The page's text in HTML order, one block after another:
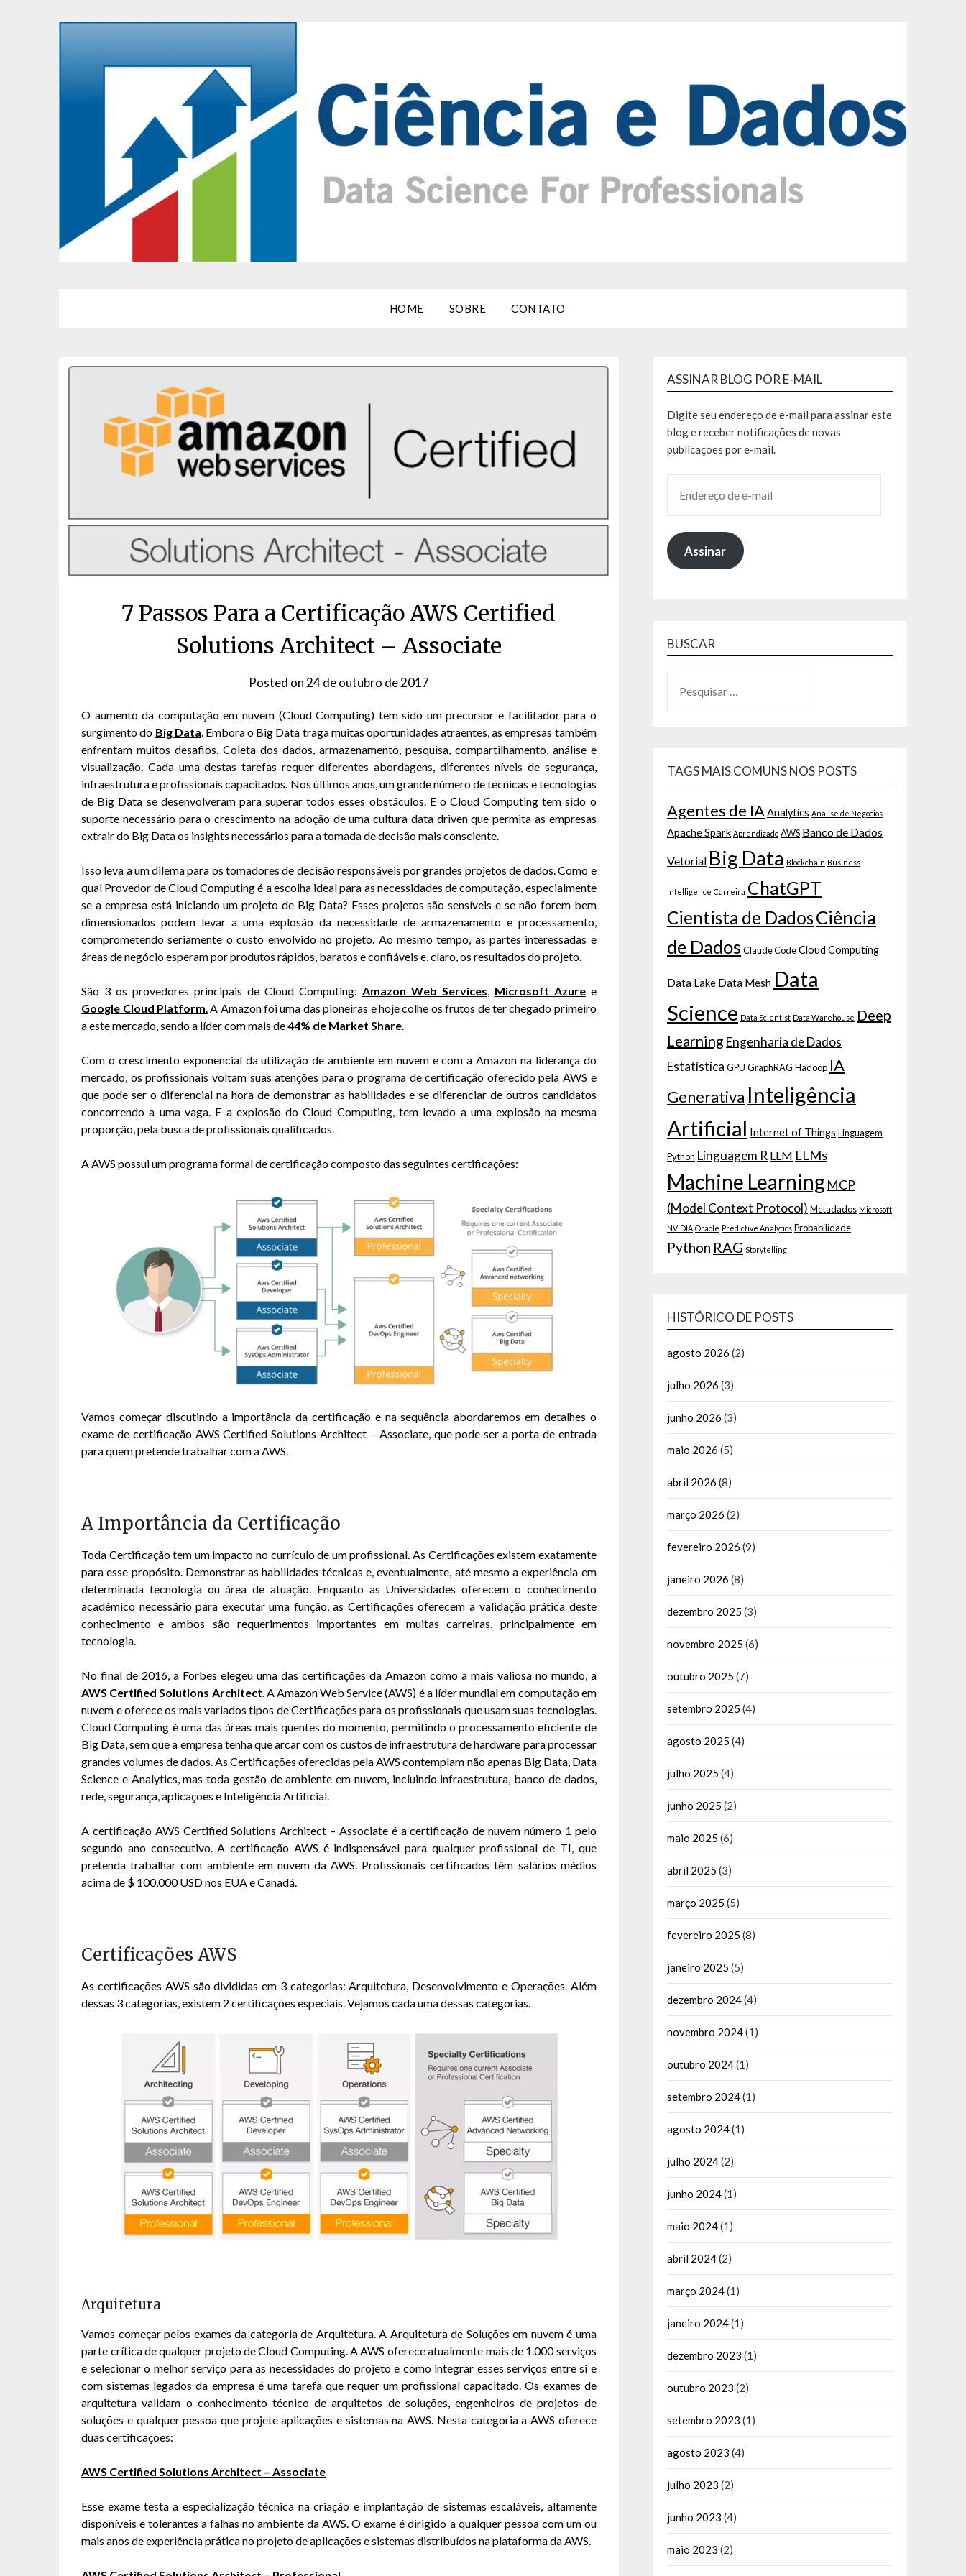
HOME SOBRE CONTATO
7 Passos Para a Certificação AWS Certified
Solutions Architect – Associate
Posted on24 de outubro de 2017
Matos
O aumento da computação em nuvem (Cloud Computing) tem sido um precursor e facilitador para o
surgimento do Big Data. Embora o Big Data traga muitas oportunidades atraentes, as empresas também
enfrentam muitos desafios. Coleta dos dados, armazenamento, pesquisa, compartilhamento, análise e
visualização. Cada uma destas tarefas requer diferentes abordagens, diferentes níveis de segurança,
infraestrutura e profissionais capacitados. Nos últimos anos, um grande número de técnicas e tecnologias
de Big Data se desenvolveram para superar todos esses obstáculos. E o Cloud Computing tem sido o
suporte necessário para o crescimento na adoção de uma cultura data driven que permita as empresas
extrair do Big Data os insights necessários para a tomada de decisão mais consciente.
Isso leva a um dilema para os tomadores de decisão responsáveis por grandes projetos de dados. Como e
qual Provedor de Cloud Computing é a escolha ideal para as necessidades de computação, especialmente
se a empresa está iniciando um projeto de Big Data? Esses projetos são sensíveis e se não forem bem
dimensionados podem levar a uma explosão da necessidade de armazenamento e processamento,
comprometendo seriamente o custo envolvido no projeto. Ao mesmo tempo, as partes interessadas e
áreas de negócio esperam por produtos rápidos, baratos e confiáveis e, claro, os resultados do projeto.
São 3 os provedores principais de Cloud Computing: Amazon Web Services, Microsoft Azuree
Google Cloud Platform.A Amazon foi uma das pioneiras e hoje colhe os frutos de ter chegado primeiro
a este mercado, sendo a líder com mais de44% de Market Share.
Com o crescimento exponencial da utilização de ambiente em nuvem e com a Amazon na liderança do
mercado, os profissionais voltam suas atenções para o programa de certificação oferecido pela AWS e
que pode ser o diferencial na hora de demonstrar as habilidades e se diferenciar de outros candidatos
concorrendo a uma vaga. E a explosão do Cloud Computing, tem levado a uma explosão na mesma
proporção, pela busca de profissionais qualificados.
A AWS possui um programa formal de certificação composto das seguintes certificações:
Vamos começar discutindo a importância da certificação e na sequência abordaremos em detalhes o
exame de certificação AWS Certified Solutions Architect – Associate, que pode ser a porta de entrada
para quem pretende trabalhar com a AWS.
A Importância da Certificação
Toda Certificação tem um impacto no currículo de um profissional. As Certificações existem exatamente
para esse propósito. Demonstrar as habilidades técnicas e, eventualmente, até mesmo a experiência em
determinada tecnologia ou área de atuação. Enquanto as Universidades oferecem o conhecimento
acadêmico necessário para executar uma função, as Certificações oferecem a validação prática deste
conhecimento e ambos são requerimentos importantes em muitas carreiras, principalmente em
tecnologia.
No final de 2016, a Forbes elegeu uma das certificações da Amazon como a mais valiosa no mundo, a
AWS Certified Solutions Architect. A Amazon Web Service (AWS) é a líder mundial em computação em
nuvem e oferece os mais variados tipos de Certificações para os profissionais que usam suas tecnologias.
Cloud Computing é uma das áreas mais quentes do momento, permitindo o processamento eficiente de
Big Data, sem que a empresa tenha que arcar com os custos de infraestrutura de hardware para processar
grandes volumes de dados. As Certificações oferecidas pela AWS contemplam não apenas Big Data, Data
Science e Analytics, mas toda gestão de ambiente em nuvem, incluindo infraestrutura, banco de dados,
rede, segurança, aplicações e Inteligência Artificial.
A certificação AWS Certified Solutions Architect – Associate é a certificação de nuvem número 1 pelo
segundo ano consecutivo. A certificação AWS é indispensável para qualquer profissional de TI, que
pretenda trabalhar com ambiente em nuvem da AWS. Profissionais certificados têm salários médios
acima de $ 100,000 USD nos EUA e Canadá.
Certificações AWS
As certificações AWS são divididas em 3 categorias: Arquitetura, Desenvolvimento e Operações. Além
dessas 3 categorias, existem 2 certificações especiais. Vejamos cada uma dessas categorias.
Arquitetura
Vamos começar pelos exames da categoria de Arquitetura. A Arquitetura de Soluções em nuvem é uma
parte crítica de qualquer projeto de Cloud Computing. A AWS oferece atualmente mais de 1.000 serviços
e selecionar o melhor serviço para as necessidades do projeto e como integrar esses serviços entre si e
com sistemas legados da empresa é uma tarefa que requer um profissional capacitado. Os exames de
arquitetura validam o conhecimento técnico de arquitetos de soluções, engenheiros de projetos de
soluções e qualquer pessoa que projete aplicações e sistemas na AWS. Nesta categoria a AWS oferece
duas certificações:
AWS Certified Solutions Architect – Associate
Esse exame testa a especialização técnica na criação e implantação de sistemas escaláveis, altamente
disponíveis e tolerantes a falhas no ambiente da AWS. O exame é dirigido a qualquer pessoa com um ou
mais anos de experiência prática no projeto de aplicações e sistemas distribuídos na plataforma da AWS.
ASSINAR BLOG POR E-MAIL
Digite seu endereço de e-mail para assinar este
blog e receber notificações de novas
publicações por e-mail.
Assinar
BUSCAR
TAGS MAIS COMUNS NOS POSTS
Agentes de IAAnalytics Análise de Negócios
Apache Spark Aprendizado AWS Banco de Dados
Vetorial Big Data Blockchain Business
Intelligence Carreira ChatGPT
Cientista de DadosCiência
de Dados Claude CodeCloud Computing
Data Lake Data Mesh Data
Science Data Scientist Data Warehouse Deep
Learning Engenharia de Dados
Estatística GPU GraphRAG Hadoop IA
Generativa Inteligência
Artificial Internet of Things Linguagem
Python Linguagem R LLM LLMs
Machine Learning MCP
(Model Context Protocol) Metadados Microsoft
NVIDIA Oracle Predictive Analytics Probabilidade
Python RAG Storytelling
HISTÓRICO DE POSTS
agosto 2026 (2)
julho 2026 (3)
junho 2026 (3)
maio 2026 (5)
abril 2026 (8)
março 2026 (2)
fevereiro 2026 (9)
janeiro 2026 (8)
dezembro 2025 (3)
novembro 2025 (6)
outubro 2025 (7)
setembro 2025 (4)
agosto 2025 (4)
julho 2025 (4)
junho 2025 (2)
maio 2025 (6)
abril 2025 (3)
março 2025 (5)
fevereiro 2025 (8)
janeiro 2025 (5)
dezembro 2024(4)
novembro 2024(1)
outubro 2024(1)
setembro 2024(1)
agosto 2024(1)
julho 2024(2)
junho 2024(1)
maio 2024(1)
abril 2024(2)
março 2024(1)
janeiro 2024(1)
dezembro 2023 (1)
outubro 2023 (2)
setembro 2023 (1)
agosto 2023 (4)
julho 2023 (2)
junho 2023 (4)
maio 2023 (2)